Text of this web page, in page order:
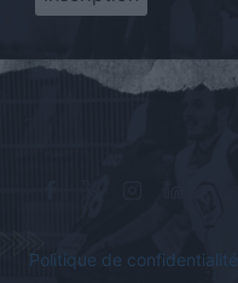
Politique de confidentialité